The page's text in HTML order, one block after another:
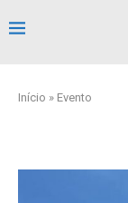
Início » Evento